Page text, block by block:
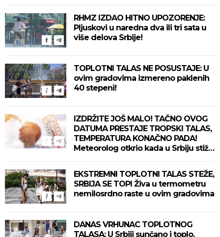
RHMZ IZDAO HITNO UPOZORENJE:
Pljuskovi u naredna dva ili tri sata u
više delova Srbije!
TOPLOTNI TALAS NE POSUSTAJE: U
ovim gradovima izmereno paklenih
40 stepeni!
IZDRŽITE JOŠ MALO! TAČNO OVOG
DATUMA PRESTAJE TROPSKI TALAS,
TEMPERATURA KONAČNO PADA!
Meteorolog otkrio kada u Srbiju stiže
EKSTREMNI TOPLOTNI TALAS STEŽE,
SRBIJA SE TOPI Živa u termometru
nemilosrdno raste u ovim gradovima
DANAS VRHUNAC TOPLOTNOG
TALASA: U Srbiji sunčano i toplo,